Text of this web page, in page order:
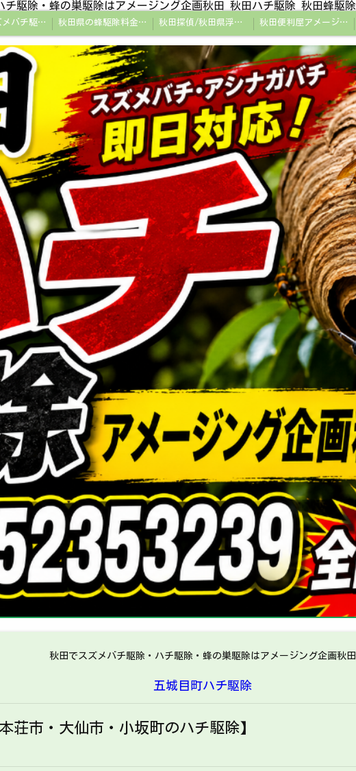
チ駆除・蜂の巣駆除はアメージング企画秋田 秋田ハチ駆除 秋田蜂駆
秋田でスズメバチ駆除・ハチ駆除・蜂の巣駆除はアメージング企画秋田 秋田県の蜂駆除料金・蜂の巣駆除の相場【全国平均と比較】 秋田探偵/秋田県浮気調査/秋田市万引きGメン 秋田便利屋アメージング企画秋田
秋田でスズメバチ駆除・ハチ駆除・蜂の巣駆除はアメージング企画秋田
五城目町ハチ駆除
荘市・大仙市・小坂町のハチ駆除】